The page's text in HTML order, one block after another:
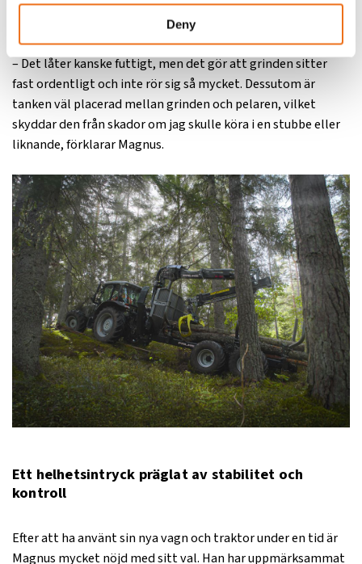
Deny
En annan smart detalj är att grinden på vagnen är bultad
från båda sidor, vilket ger extra stabilitet.
– Det låter kanske futtigt, men det gör att grinden sitter
fast ordentligt och inte rör sig så mycket. Dessutom är
tanken väl placerad mellan grinden och pelaren, vilket
skyddar den från skador om jag skulle köra i en stubbe eller
liknande, förklarar Magnus.
Ett helhetsintryck präglat av stabilitet och
kontroll
Efter att ha använt sin nya vagn och traktor under en tid är
Magnus mycket nöjd med sitt val. Han har uppmärksammat